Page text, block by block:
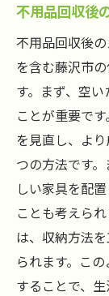
不用品回収後
不用品回収後
を含む藤沢市
す。まず、空
ことが重要で
を見直し、よ
つの方法です
しい家具を配
ことも考えら
は、収納方法
られます。こ
することで、